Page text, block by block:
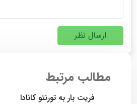
ارسال نظر
مطالب مرتبط
فریت بار به تورنتو کانادا